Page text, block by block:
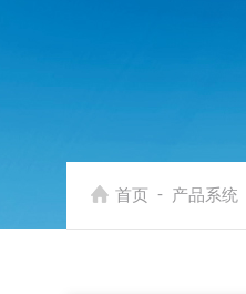
首页 - 产品系统